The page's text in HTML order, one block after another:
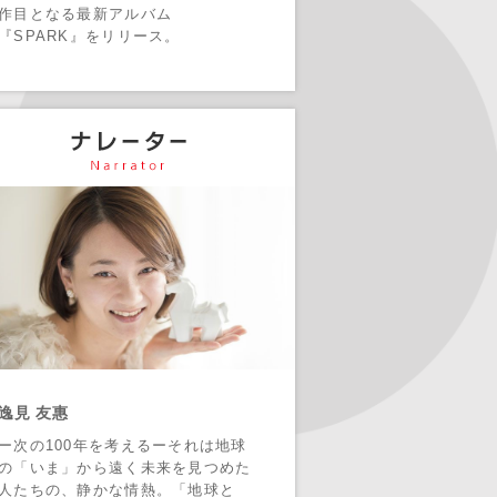
目となる最新アルバム
SPARK』をリリース。
見 友惠
次の100年を考えるーそれは地球
「いま」から遠く未来を見つめた
たちの、静かな情熱。「地球と